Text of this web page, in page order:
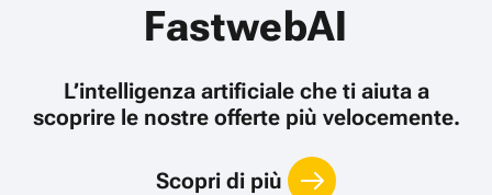
FastwebAI
L’intelligenza artificiale che ti aiuta a
scoprire le nostre offerte più velocemente.
Scopri di più